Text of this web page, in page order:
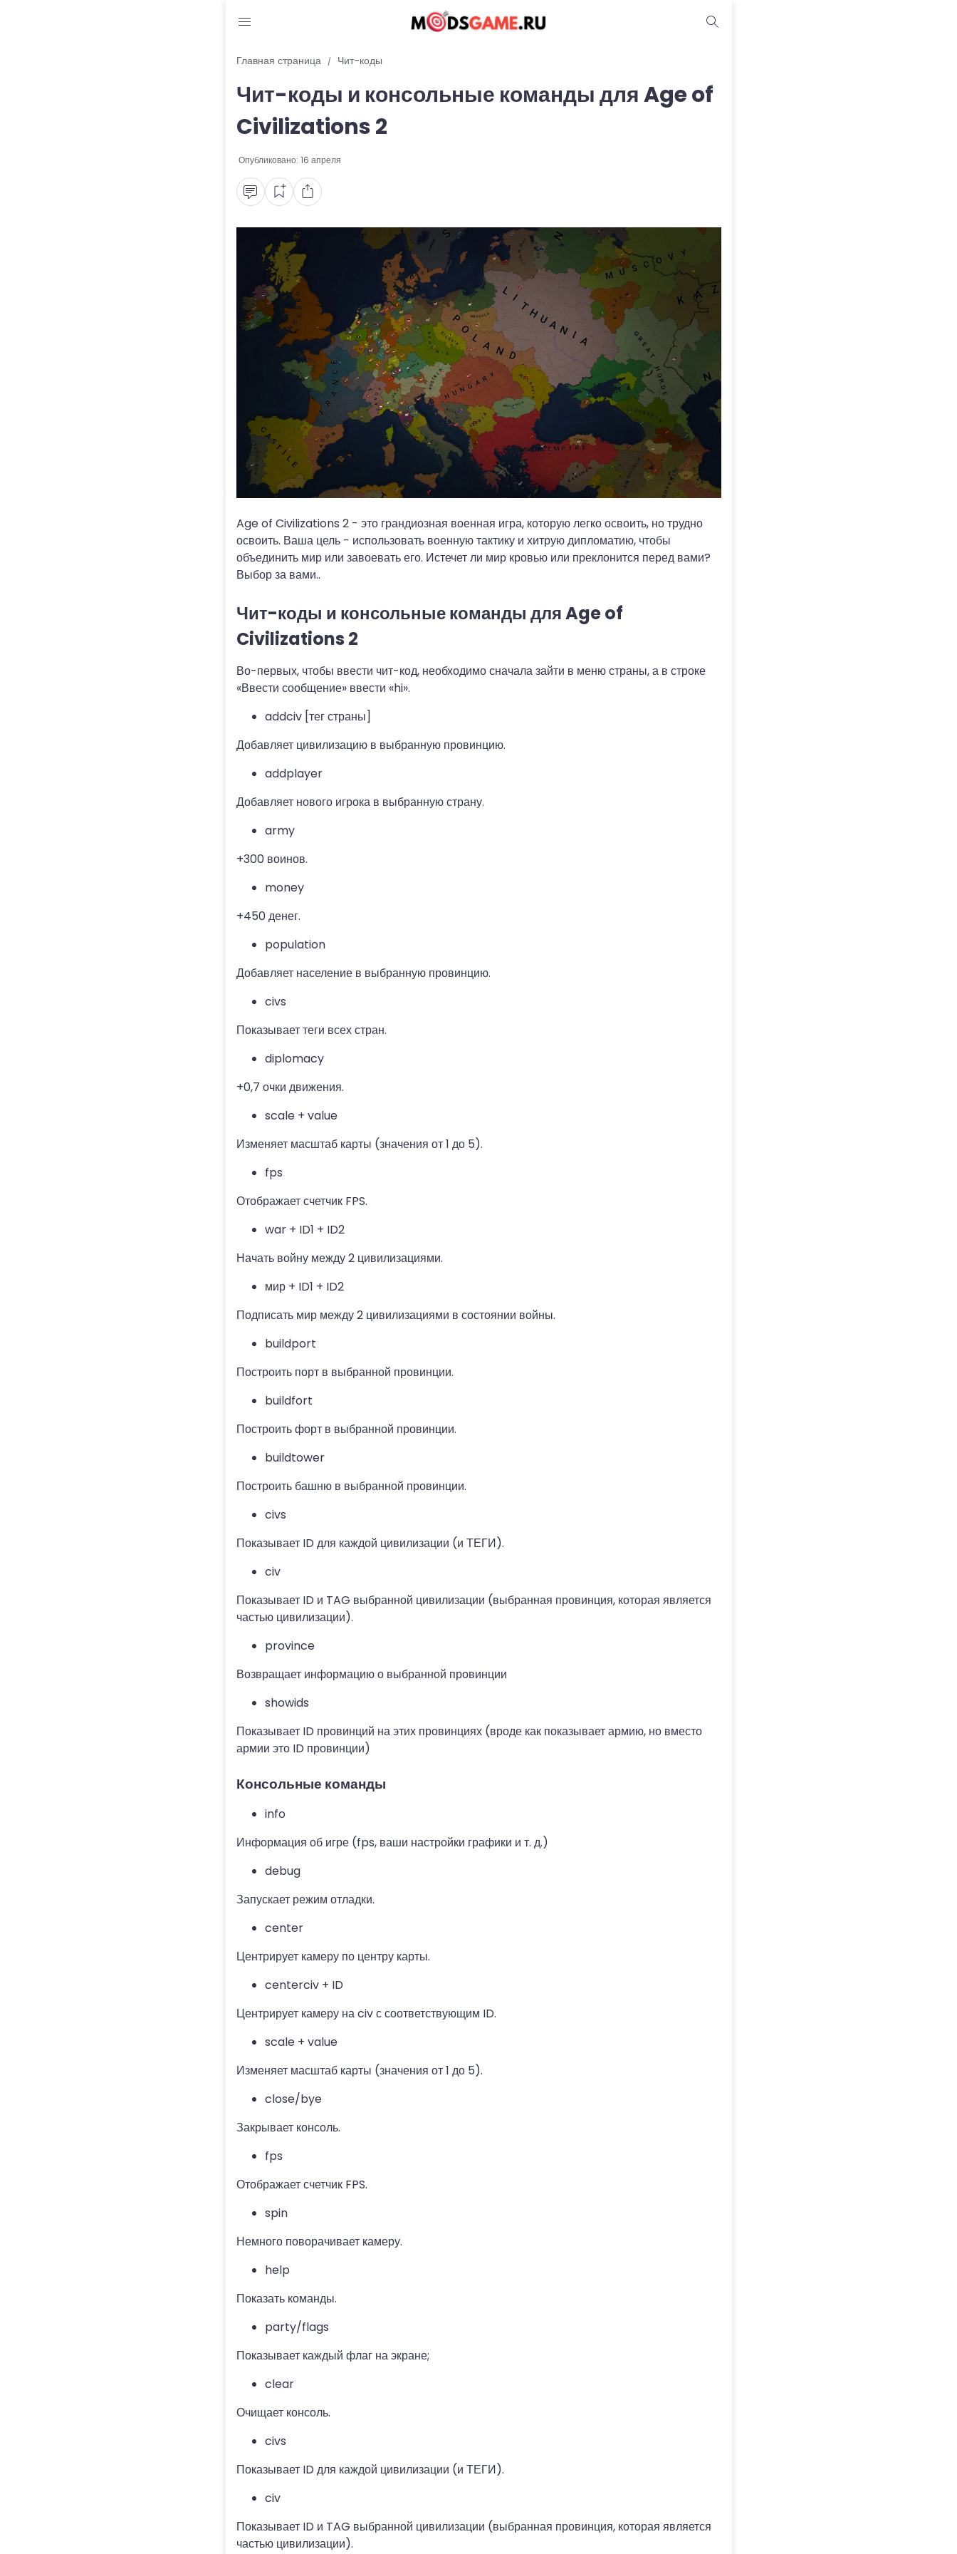
Блог
Читы и коды
Промокоды
Ошибки
Руководства
Roblox
Главная страница Чит-коды
Чит-коды и консольные команды для Age of
Civilizations 2
Опубликовано: 16 апреля
Age of Civilizations 2 - это грандиозная военная игра, которую легко освоить, но трудно
освоить. Ваша цель - использовать военную тактику и хитрую дипломатию, чтобы
объединить мир или завоевать его. Истечет ли мир кровью или преклонится перед вами?
Выбор за вами..
Чит-коды и консольные команды для Age of
Civilizations 2
Во-первых, чтобы ввести чит-код, необходимо сначала зайти в меню страны, а в строке
«Ввести сообщение» ввести «hi».
addciv [тег страны]
Добавляет цивилизацию в выбранную провинцию.
addplayer
Добавляет нового игрока в выбранную страну.
army
+300 воинов.
money
+450 денег.
population
Добавляет население в выбранную провинцию.
civs
Показывает теги всех стран.
diplomacy
+0,7 очки движения.
scale + value
Изменяет масштаб карты (значения от 1 до 5).
fps
Отображает счетчик FPS.
war + ID1 + ID2
Начать войну между 2 цивилизациями.
мир + ID1 + ID2
Подписать мир между 2 цивилизациями в состоянии войны.
buildport
Построить порт в выбранной провинции.
buildfort
Построить форт в выбранной провинции.
buildtower
Построить башню в выбранной провинции.
civs
Показывает ID для каждой цивилизации (и ТЕГИ).
civ
Показывает ID и TAG выбранной цивилизации (выбранная провинция, которая является
частью цивилизации).
province
Возвращает информацию о выбранной провинции
showids
Показывает ID провинций на этих провинциях (вроде как показывает армию, но вместо
армии это ID провинции)
Консольные команды
info
Информация об игре (fps, ваши настройки графики и т. д.)
debug
Запускает режим отладки.
center
Центрирует камеру по центру карты.
centerciv + ID
Центрирует камеру на civ с соответствующим ID.
scale + value
Изменяет масштаб карты (значения от 1 до 5).
close/bye
Закрывает консоль.
fps
Отображает счетчик FPS.
spin
Немного поворачивает камеру.
help
Показать команды.
party/flags
Показывает каждый флаг на экране;
clear
Очищает консоль.
civs
Показывает ID для каждой цивилизации (и ТЕГИ).
civ
Показывает ID и TAG выбранной цивилизации (выбранная провинция, которая является
частью цивилизации).